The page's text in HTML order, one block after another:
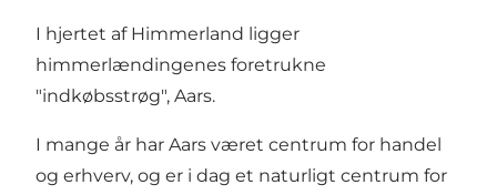
I hjertet af Himmerland ligger
himmerlændingenes foretrukne
"indkøbsstrøg", Aars.
I mange år har Aars været centrum for handel
og erhverv, og er i dag et naturligt centrum for